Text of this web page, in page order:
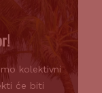
kolektivni
će biti